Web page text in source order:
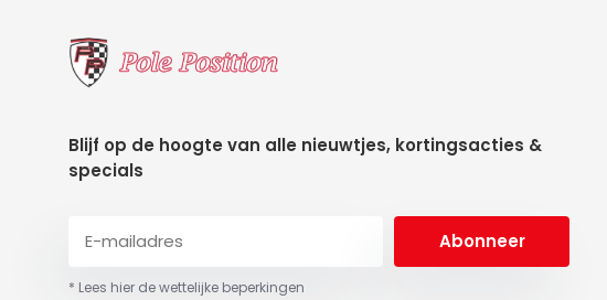
Blijf op de hoogte van alle nieuwtjes, kortingsacties &
specials
Abonneer
* Lees hier de wettelijke beperkingen